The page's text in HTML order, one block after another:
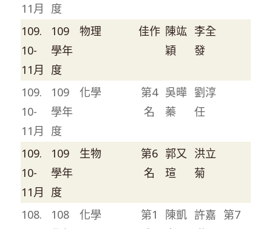
11月
度
109.
10-
11月
109
學年
度
物理 佳作 陳竑
穎
李全
發
109.
10-
11月
109
學年
度
化學
第4
名
吳曄
蓁
劉淳
任
109.
10-
11月
109
學年
度
生物
第6
名
郭又
瑄
洪立
菊
108.
108
化學
第1
陳凱 許嘉 第7